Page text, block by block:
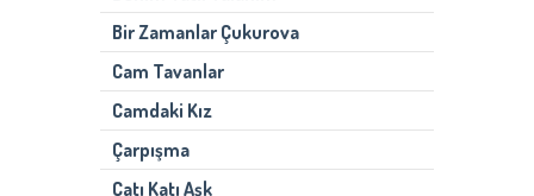
Bir Zamanlar Çukurova
Cam Tavanlar
Camdaki Kız
Çarpışma
Çatı Katı Aşk